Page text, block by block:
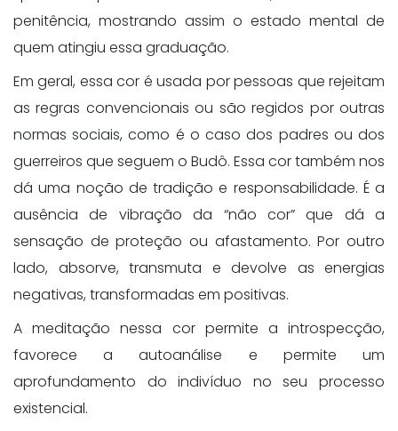
penitência, mostrando assim o estado mental de
quem atingiu essa graduação.
Em geral, essa cor é usada por pessoas que rejeitam
as regras convencionais ou são regidos por outras
normas sociais, como é o caso dos padres ou dos
guerreiros que seguem o Budô. Essa cor também nos
dá uma noção de tradição e responsabilidade. É a
ausência de vibração da “não cor” que dá a
sensação de proteção ou afastamento. Por outro
lado, absorve, transmuta e devolve as energias
negativas, transformadas em positivas.
A meditação nessa cor permite a introspecção,
favorece a autoanálise e permite um
aprofundamento do indivíduo no seu processo
existencial.